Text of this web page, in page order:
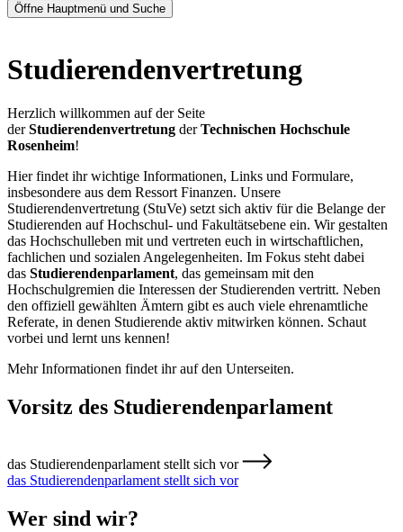
Öffne Hauptmenü und Suche
Studierendenvertretung
Herzlich willkommen auf der Seite
derStudierendenvertretung derTechnischen Hochschule
Rosenheim!
Hier findet ihr wichtige Informationen, Links und Formulare,
insbesondere aus dem Ressort Finanzen. Unsere
Studierendenvertretung (StuVe) setzt sich aktiv für die Belange der
Studierenden auf Hochschul- und Fakultätsebene ein. Wir gestalten
das Hochschulleben mit und vertreten euch in wirtschaftlichen,
fachlichen und sozialen Angelegenheiten. Im Fokus steht dabei
das Studierendenparlament, das gemeinsam mit den
Hochschulgremien die Interessen der Studierenden vertritt. Neben
den offiziell gewählten Ämtern gibt es auch viele ehrenamtliche
Referate, in denen Studierende aktiv mitwirken können. Schaut
vorbei und lernt uns kennen!
Mehr Informationen findet ihr auf den Unterseiten.
Vorsitz des Studierendenparlament
das Studierendenparlament stellt sich vor
das Studierendenparlament stellt sich vor
Wer sind wir?